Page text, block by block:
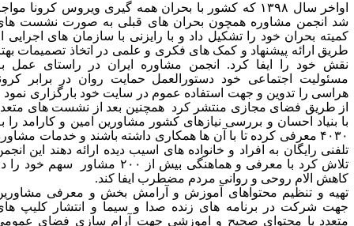
اواخر سال ۱۳۹۸ که کشور با بحران همه گیری ویروس کرونا مواجه
انجمن مشاوره همچون بحران های قبلی به صورت نشست های
بحران خود را تشکیل داد و با رایزنی با سازمان های اجرایی از
ارائه پیشنهاد و کمک های فکری و علمی در اتخاذ تصمیمات بهتر
خود را ایفا کرد. انجمن مشاوره ایران در راستای عمل به
اجتماعی خود دستورالعمل حمایت روان در برابر کرونا
را تدوین و جهت استفاده عموم در سایت خود بارگزاری نمود و
طریق فضای مجازی منتشر کرد همچنین بعد از نشست های متعدد
بنیاد احسان و بررسی نیازهای کشور مشاورین امین و کارامد را به
۴۰۳۰ معرفی کرده تا با آن ها همکاری داشته باشند و خدمات مشاوره
رایگان به افراد و خانواده های اسیب دیده ارائه دهند این انجمن
تلاش کرد با معرفی و هماهنگی بیش از ۲۰۰ مشاور سهم خود را در
الام روحی و روانی مردم مضطرب ایفا کند.
و تنظیم محتواهای آموزش و آرامش بخش و معرفی مشاورین
شرکت در برنامه های زنده صدا و سیما و انتشار کلیپ های
با محتوای صحیح و اموزشی جهت آرام سازی فضای عمومی